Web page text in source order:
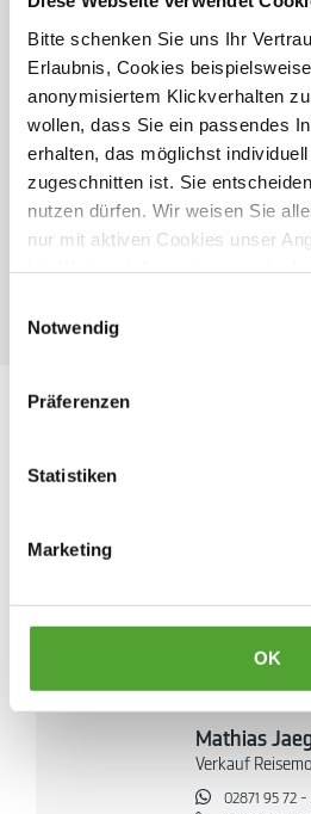
Bitte schenken Sie uns Ihr
Erlaubnis, Cookies
anonymisiertem Klickverhalten
wollen, dass Sie ein passendes
erhalten, das möglichst
zugeschnitten ist. Sie
nutzen dürfen. Wir weisen Sie
nur mit aktiven Cookies unser
Notwendig
Präferenzen
Statistiken
Marketing
OK
67.490€
Finanzierung ab421€/Monat
10von16
mehr Fahrzeuge
ut(at)cc-
Mathias
Verkauf
02871 95 72 -